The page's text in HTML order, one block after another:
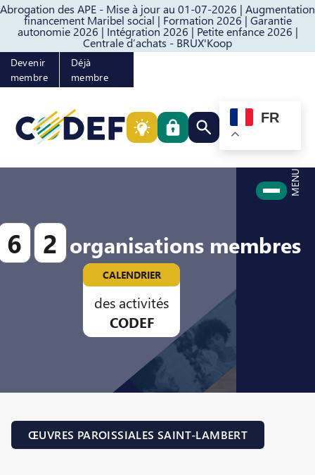
Abrogation des APE - Mise à jour au 01-07-2026 | Augmentation
financement Maribel social | Formation 2026 | Garantie
autonomie 2026 | Intégration 2026 | Petite enfance 2026 |
Centrale d’achats - BRUX'Koop
Passer au contenuPasser au pied de page
Devenir
membre
Déjà
membre
Rechercher quelque
FR
MENU
6 2 organisations membres
CALENDRIER
des activités
CODEF
ŒUVRES PAROISSIALES SAINT-LAMBERT